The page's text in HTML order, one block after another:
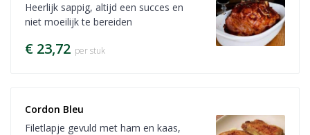
Heerlijk sappig, altijd een succes en
niet moeilijk te bereiden
€ 23,72 per stuk
Cordon Bleu
Filetlapje gevuld met ham en kaas,